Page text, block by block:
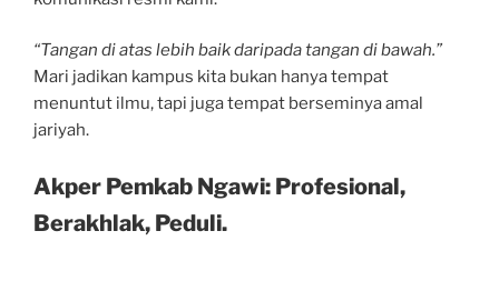
“Tangan di atas lebih baik daripada tangan di bawah.”
Mari jadikan kampus kita bukan hanya tempat
menuntut ilmu, tapi juga tempat berseminya amal
jariyah.
Akper Pemkab Ngawi: Profesional,
Berakhlak, Peduli.